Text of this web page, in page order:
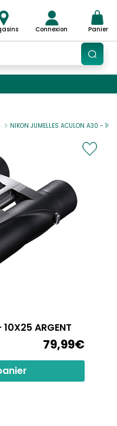
Connexion Panier
NIKON JUMELLES ACULON A30 -
ARGENT
79,99€